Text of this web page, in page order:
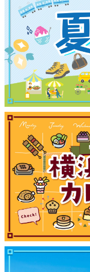
観光ガイド
ランキング
ブログ記事
サイトについて